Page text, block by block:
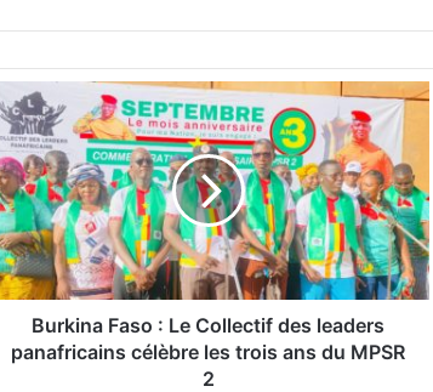
Burkina Faso : Le Collectif des leaders
panafricains célèbre les trois ans du MPSR
2